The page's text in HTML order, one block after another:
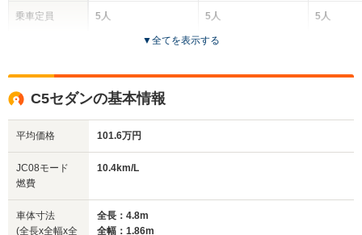
乗車定員
サイズ
(全長x全幅x全高)
5人
全高
1.48m
全幅
1.77m～1.78m
5人
5ドア
5人
▼全てを表示する
C5セダンの基本情報
平均価格 101.6万円
JC08モード
燃費
10.4km/L
車体寸法
(全長x全幅x全
全長：4.8m
全幅：1.86m